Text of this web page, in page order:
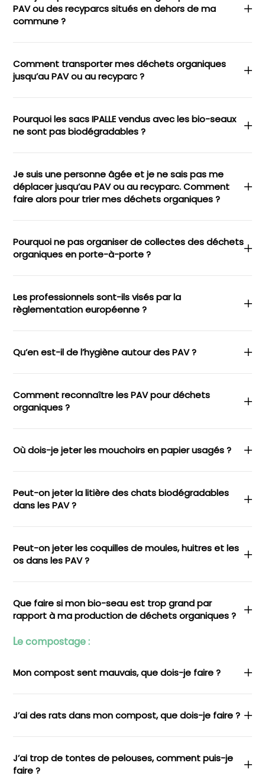
PAV ou des recyparcs situés en dehors de ma
commune ?
Comment transporter mes déchets organiques
jusqu’au PAV ou au recyparc ?
Pourquoi les sacs IPALLE vendus avec les bio-seaux
ne sont pas biodégradables ?
Je suis une personne âgée et je ne sais pas me
déplacer jusqu’au PAV ou au recyparc. Comment
faire alors pour trier mes déchets organiques ?
Pourquoi ne pas organiser de collectes des déchets
organiques en porte-à-porte ?
Les professionnels sont-ils visés par la
règlementation européenne ?
Qu’en est-il de l’hygiène autour des PAV ?
Comment reconnaître les PAV pour déchets
organiques ?
Où dois-je jeter les mouchoirs en papier usagés ?
Peut-on jeter la litière des chats biodégradables
dans les PAV ?
Peut-on jeter les coquilles de moules, huitres et les
os dans les PAV ?
Que faire si mon bio-seau est trop grand par
rapport à ma production de déchets organiques ?
Le compostage :
Mon compost sent mauvais, que dois-je faire ?
J’ai des rats dans mon compost, que dois-je faire ?
J’ai trop de tontes de pelouses, comment puis-je
faire ?